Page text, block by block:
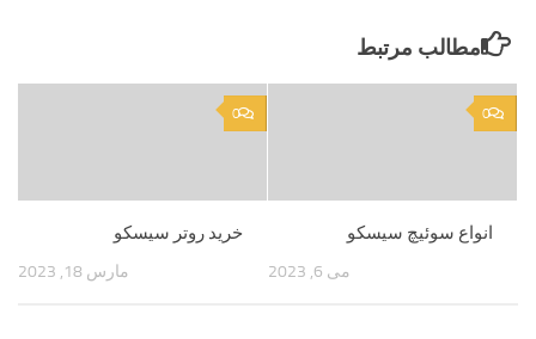
مطالب مرتبط
0
خرید روتر سیسکو
مارس 18, 2023
0
انواع سوئیچ سیسکو
می 6, 2023